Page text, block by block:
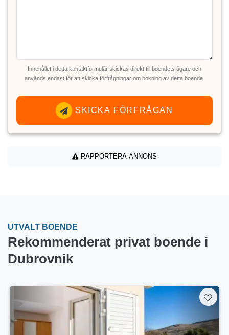
Innehållet i detta kontaktformulär skickas direkt till boendets ägare och
används endast för att skicka förfrågningar om bokning av detta boende.
SKICKA FÖRFRÅGAN
RAPPORTERA ANNONS
UTVALT BOENDE
Rekommenderat privat boende i
Dubrovnik